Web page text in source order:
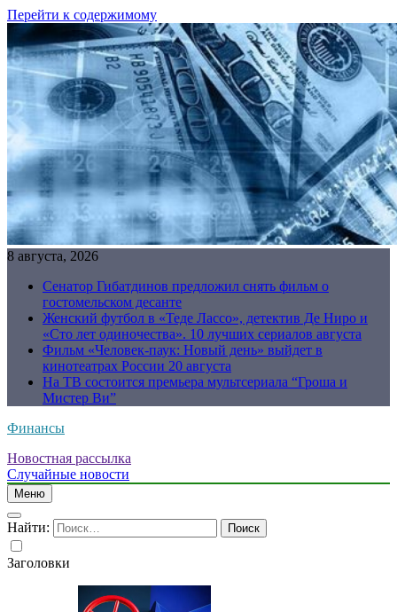
Перейти к содержимому
8 августа, 2026
Сенатор Гибатдинов предложил снять фильм о
гостомельском десанте
Женский футбол в «Теде Лассо», детектив Де Ниро и
«Сто лет одиночества». 10 лучших сериалов августа
Фильм «Человек-паук: Новый день» выйдет в
кинотеатрах России 20 августа
На ТВ состоится премьера мультсериала “Гроша и
Мистер Ви”
Финансы
Новостная рассылка
Случайные новости
Меню
Найти:
Заголовки